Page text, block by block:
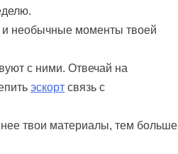
и необычные моменты твоей
с ними. Отвечай на
эскорт связь с
твои материалы, тем больше